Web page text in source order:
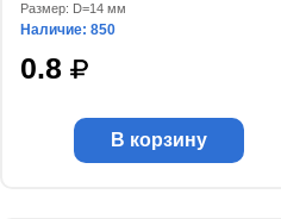
Размер: D=14 мм
Наличие: 850
0.8
В корзину